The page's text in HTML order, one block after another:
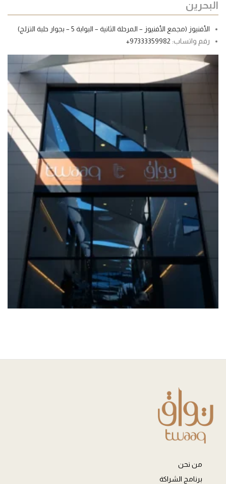
البحرين
الأفنيوز (مجمع الأفنيوز – المرحلة الثانية – البوابة 5 – بجوار حلبة التزلج)
رقم واتساب: 97333359982+
من نحن
برنامج الشراكة